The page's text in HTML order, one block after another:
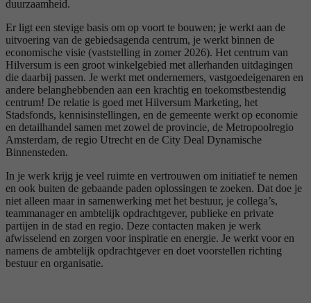
duurzaamheid.
Er ligt een stevige basis om op voort te bouwen; je werkt aan de
uitvoering van de gebiedsagenda centrum, je werkt binnen de
economische visie (vaststelling in zomer 2026). Het centrum van
Hilversum is een groot winkelgebied met allerhanden uitdagingen
die daarbij passen. Je werkt met ondernemers, vastgoedeigenaren en
andere belanghebbenden aan een krachtig en toekomstbestendig
centrum! De relatie is goed met Hilversum Marketing, het
Stadsfonds, kennisinstellingen, en de gemeente werkt op economie
en detailhandel samen met zowel de provincie, de Metropoolregio
Amsterdam, de regio Utrecht en de City Deal Dynamische
Binnensteden.
In je werk krijg je veel ruimte en vertrouwen om initiatief te nemen
en ook buiten de gebaande paden oplossingen te zoeken. Dat doe je
niet alleen maar in samenwerking met het bestuur, je collega’s,
teammanager en ambtelijk opdrachtgever, publieke en private
partijen in de stad en regio. Deze contacten maken je werk
afwisselend en zorgen voor inspiratie en energie. Je werkt voor en
namens de ambtelijk opdrachtgever en doet voorstellen richting
bestuur en organisatie.